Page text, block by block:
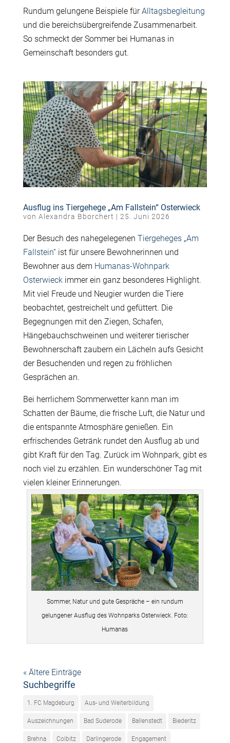
Rundum gelungene Beispiele fürAlltagsbegleitung
und die bereichsübergreifende Zusammenarbeit.
So schmeckt der Sommer bei Humanas in
Gemeinschaft besonders gut.
Ausflug ins Tiergehege „Am Fallstein“ Osterwieck
von Alexandra Bborchert | 25. Juni 2026
Der Besuch des nahegelegenen Tiergeheges „Am
Fallstein“ist für unsere Bewohnerinnen und
Bewohner aus dem Humanas-Wohnpark
Osterwieckimmer ein ganz besonderes Highlight.
Mit viel Freude und Neugier wurden die Tiere
beobachtet, gestreichelt und gefüttert. Die
Begegnungen mit den Ziegen, Schafen,
Hängebauchschweinen und weiterer tierischer
Bewohnerschaft zaubern ein Lächeln aufs Gesicht
der Besuchenden und regen zu fröhlichen
Gesprächen an.
Bei herrlichem Sommerwetter kann man im
Schatten der Bäume, die frische Luft, die Natur und
die entspannte Atmosphäre genießen. Ein
erfrischendes Getränk rundet den Ausflug ab und
gibt Kraft für den Tag. Zurück im Wohnpark, gibt es
noch viel zu erzählen. Ein wunderschöner Tag mit
vielen kleiner Erinnerungen.
Sommer, Natur und gute Gespräche – ein rundum
gelungener Ausflug des Wohnparks Osterwieck. Foto:
Humanas
« Ältere Einträge
Suchbegriffe
1. FC Magdeburg Aus- und Weiterbildung
Auszeichnungen Bad Suderode Ballenstedt Biederitz
Brehna Colbitz Darlingerode Engagement